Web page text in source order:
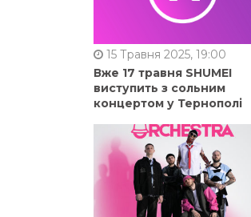
15 Травня 2025, 19:00
Вже 17 травня SHUMEI
виступить з сольним
концертом у Тернополі